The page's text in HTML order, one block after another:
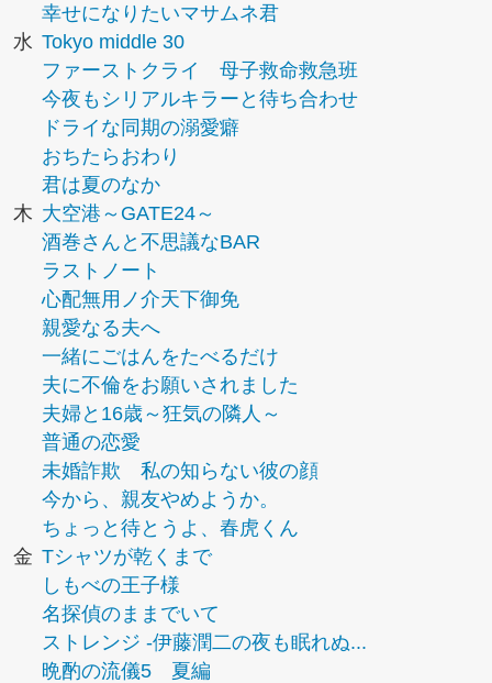
幸せになりたいマサムネ君
水 Tokyo middle 30
ファーストクライ 母子救命救急班
今夜もシリアルキラーと待ち合わせ
ドライな同期の溺愛癖
おちたらおわり
君は夏のなか
木 大空港～GATE24～
酒巻さんと不思議なBAR
ラストノート
心配無用ノ介天下御免
親愛なる夫へ
一緒にごはんをたべるだけ
夫に不倫をお願いされました
夫婦と16歳～狂気の隣人～
普通の恋愛
未婚詐欺 私の知らない彼の顔
今から、親友やめようか。
ちょっと待とうよ、春虎くん
金 Tシャツが乾くまで
しもべの王子様
名探偵のままでいて
ストレンジ -伊藤潤二の夜も眠れぬ...
晩酌の流儀5 夏編